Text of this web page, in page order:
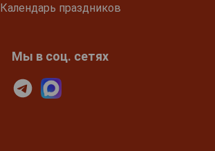
Календарь праздников
Мы в соц. сетях